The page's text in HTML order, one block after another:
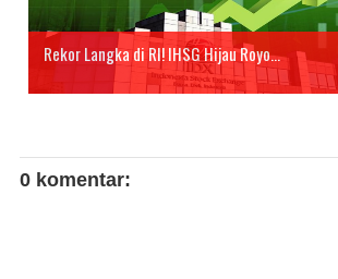
Rekor Langka di RI! IHSG Hijau Royo...
0 komentar: